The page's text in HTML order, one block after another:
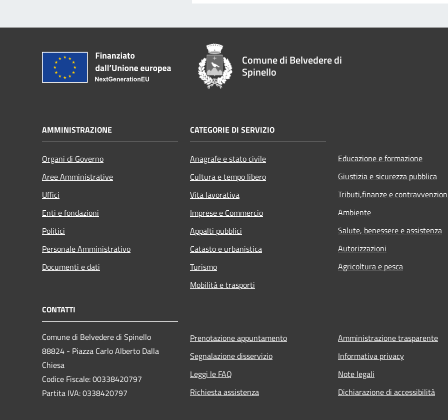
Comune di Belvedere di
Spinello
AMMINISTRAZIONE
Organi di Governo
Aree Amministrative
Uffici
Enti e fondazioni
Politici
Personale Amministrativo
Documenti e dati
CATEGORIE DI SERVIZIO
Anagrafe e stato civile
Cultura e tempo libero
Vita lavorativa
Imprese e Commercio
Appalti pubblici
Catasto e urbanistica
Turismo
Mobilità e trasporti
Educazione e formazione
Giustizia e sicurezza pubblica
Tributi,finanze e
Ambiente
Salute, benessere e assistenza
Autorizzazioni
Agricoltura e pesca
CONTATTI
Comune di Belvedere di Spinello
88824 - Piazza Carlo Alberto Dalla
Chiesa
Codice Fiscale: 00338420797
Partita IVA: 0338420797
Prenotazione appuntamento
Segnalazione disservizio
Leggi le FAQ
Richiesta assistenza
Amministrazione trasparente
Informativa privacy
Note legali
Dichiarazione di accessibilità